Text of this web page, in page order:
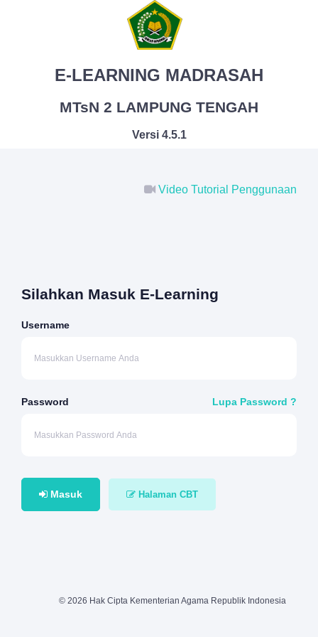
E-LEARNING MADRASAH
MTsN 2 LAMPUNG TENGAH
Versi 4.5.1
Video Tutorial Penggunaan
Silahkan Masuk E-Learning
Username
Password Lupa Password ?
Masuk Halaman CBT
© 2026 Hak Cipta Kementerian Agama Republik Indonesia